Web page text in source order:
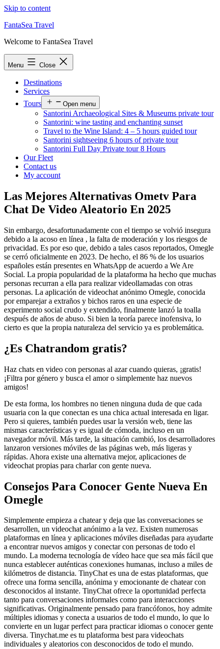
Skip to content
FantaSea Travel
Welcome to FantaSea Travel
Menu Close
Destinations
Services
Tours
Open menu
Santorini Archaeological Sites & Museums private tour
Santorini: wine tasting and enchanting sunset
Travel to the Wine Island: 4 – 5 hours guided tour
Santorini sightseeing 6 hours of private tour
Santorini Full Day Private tour 8 Hours
Our Fleet
Contact us
My account
Las Mejores Alternativas Ometv Para
Chat De Video Aleatorio En 2025
Sin embargo, desafortunadamente con el tiempo se volvió insegura
debido a la acoso en línea , la falta de moderación y los riesgos de
privacidad. Es por eso que, debido a tales casos reportados, Omegle
se cerró oficialmente en 2023. De hecho, el 86 % de los usuarios
españoles están presentes en WhatsApp de acuerdo a We Are
Social. La propia popularidad de la plataforma ha hecho que muchas
personas recurran a ella para realizar videollamadas con otras
personas. La aplicación de videochat anónimo Omegle, conocida
por emparejar a extraños y bichos raros en una especie de
experimento social crudo y extendido, finalmente lanzó la toalla
después de años de abuso. Si bien la teoría parece inofensiva, lo
cierto es que la propia naturaleza del servicio ya es problemática.
¿Es Chatrandom gratis?
Haz chats en video con personas al azar cuando quieras, ¡gratis!
¡Filtra por género y busca el amor o simplemente haz nuevos
amigos!
De esta forma, los hombres no tienen ninguna duda de que cada
usuaria con la que conectan es una chica actual interesada en ligar.
Pero si quieres, también puedes usar la versión web, tiene las
mismas características y es igual de cómoda, incluso en un
navegador móvil. Más tarde, la situación cambió, los desarrolladores
lanzaron versiones móviles de las páginas web, más ligeras y
rápidas. Ahora existe una alternativa mejor, aplicaciones de
videochat propias para charlar con gente nueva.
Consejos Para Conocer Gente Nueva En
Omegle
Simplemente empieza a chatear y deja que las conversaciones se
desarrollen, un videochat anónimo a la vez. Existen numerosas
plataformas en línea y aplicaciones móviles diseñadas para ayudarte
a encontrar nuevos amigos y conectar con personas de todo el
mundo. La moderna tecnología de vídeo hace que sea más fácil que
nunca establecer auténticas conexiones humanas, incluso a miles de
kilómetros de distancia. TinyChat es una de estas plataformas, que
ofrece una forma sencilla, anónima y emocionante de chatear con
desconocidos al instante. TinyChat ofrece la oportunidad perfecta
tanto para conversaciones informales como para interacciones
significativas. Originalmente pensado para francófonos, hoy admite
múltiples idiomas y conecta a usuarios de todo el mundo, lo que lo
convierte en un lugar perfect para practicar idiomas o conocer gente
diversa. Tinychat.me es tu plataforma best para videochats
individuales y aleatorios con desconocidos de todo el mundo.